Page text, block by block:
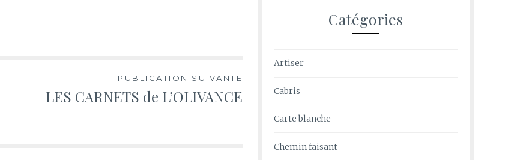
PUBLICATION SUIVANTE
LES CARNETS de L’OLIVANCE
Catégories
Artiser
Cabris
Carte blanche
Chemin faisant